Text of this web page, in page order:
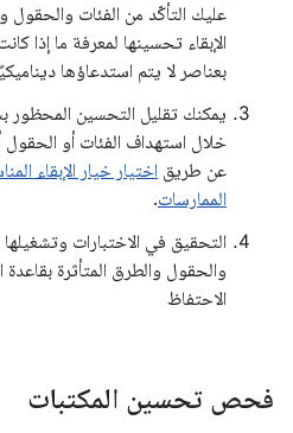
عليك التأكّد من الفئات والحقول
الإبقاء تحسينها لمعرفة ما إذا
بعناصر لا يتم استدعاؤها
يمكنك تقليل التحسين المحظور
خلال استهداف الفئات أو
عن طريق اختيار خيار الإبقاء
الممارسات.
التحقيق في الاختبارات
والحقول والطرق المتأثرة
الاحتفاظ
فحص تحسين المكتبات